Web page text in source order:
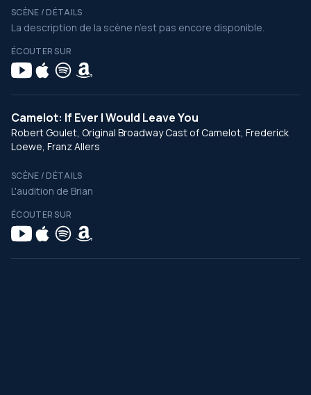
SCÈNE / DÉTAILS
La description de la scène n’est pas encore disponible.
ÉCOUTER SUR
Camelot: If Ever I Would Leave You
Robert Goulet, Original Broadway Cast of Camelot, Frederick
Loewe, Franz Allers
SCÈNE / DÉTAILS
L'audition de Brian
ÉCOUTER SUR